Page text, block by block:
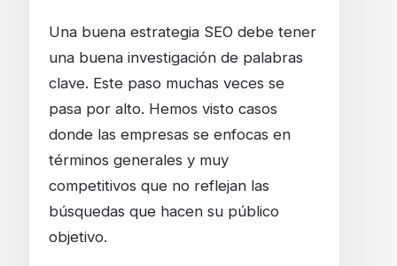
Una buena estrategia SEO debe tener
una buena investigación de palabras
clave. Este paso muchas veces se
pasa por alto. Hemos visto casos
donde las empresas se enfocas en
términos generales y muy
competitivos que no reflejan las
búsquedas que hacen su público
objetivo.